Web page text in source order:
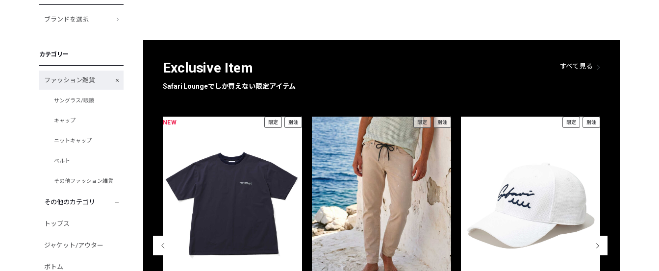
ブランドを選択
カテゴリー
ファッション雑貨
サングラス/眼鏡
キャップ
ニットキャップ
ベルト
その他ファッション雑貨
その他のカテゴリ
トップス
ジャケット/アウター
ボトム
Exclusive Item
Safari Loungeでしか買えない限定アイテム
すべて見る
NEW 限定 別注 限定 別注 限定 別注